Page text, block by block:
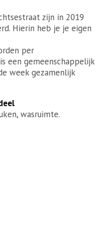
zijn in 2019
Hierin heb je je eigen
per
een gemeenschappelijk
week gezamenlijk
wasruimte.